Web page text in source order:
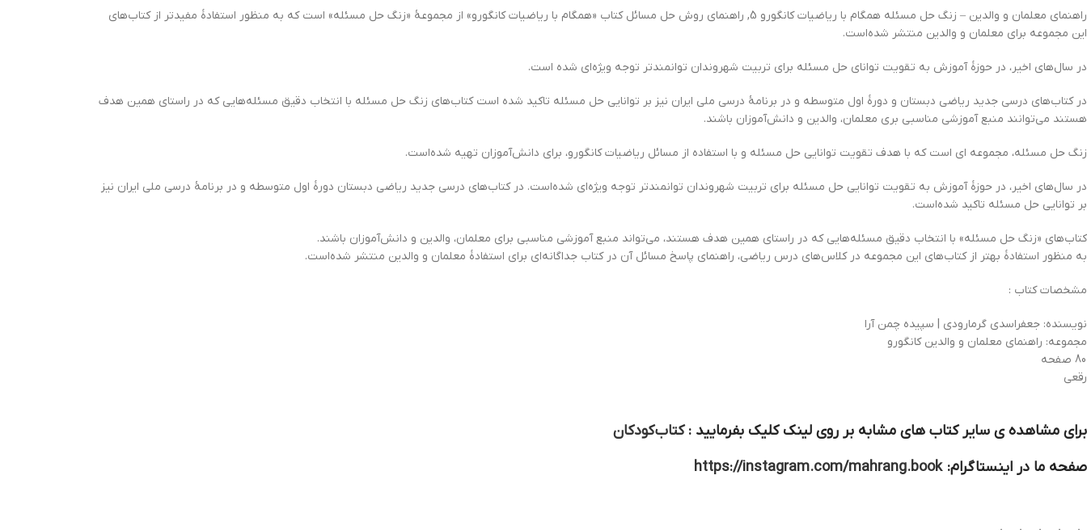
راهنمای معلمان و والدین – زنگ حل مسئله همگام با ریاضیات کانگورو 5, راهنمای روش حل مسائل کتاب «همگام با ریاضیات کانگورو» از مجموعۀ «زنگ حل مسئله» است که به منظور استفادۀ مفیدتر از کتاب‌های
این مجموعه برای معلمان و والدین منتشر شده‌است.
در سال‌های اخیر، در حوزۀ آموزش به تقویت توانای حل مسئله برای تربیت شهروندان توانمندتر توجه ویژه‌ای شده است.
در کتاب‌های درسی جدید ریاضی دبستان و دورۀ اول متوسطه و در برنامۀ درسی ملی ایران نیز بر توانایی حل مسئله تاکید شده‌ است کتاب‌های زنگ حل مسئله با انتخاب دقیق مسئله‌هایی که در راستای همین هدف
هستند می‌توانند منبع آموزشی مناسبی بری معلمان، والدین و دانش‌آموزان باشند.
زنگ حل مسئله، مجموعه اي است که با هدف تقویت توانایی حل مسئله و با استفاده از مسائل ریاضیات کانگورو، برای دانش‌آموزان تهیه شده‌است.
در سال‌های اخیر، در حوزۀ آموزش به تقویت توانایی حل مسئله برای تربیت شهروندان توانمندتر توجه ویژه‌ای شده‌است. در کتاب‌های درسی جدید ریاضی دبستان دورۀ اول متوسطه و در برنامۀ درسی ملی ایران نیز
بر توانایی حل مسئله تاکید شده‌است.
کتاب‌های «زنگ حل مسئله» با انتخاب دقیق مسئله‌هایی که در راستای همین هدف هستند، می‌تواند منبع آموزشی مناسبی برای معلمان، والدین و دانش‌آموزان باشند.
به منظور استفادۀ بهتر از کتاب‌های این مجموعه در کلاس‌های درس ریاضی، راهنمای پاسخ مسائل آن در کتاب جداگانه‌ای برای استفادۀ معلمان و والدین منتشر شده‌است.
مشخصات کتاب :
نویسنده: جعفراسدي گرمارودي | سپيده چمن آرا
مجموعه: راهنمای معلمان و والدین کانگورو
رقعی
برای مشاهده ی سایر کتاب های مشابه بر روی لینک کلیک بفرمایید :کتاب کودکان
صفحه ما در اینستاگرام:https://instagram.com/mahrang.book